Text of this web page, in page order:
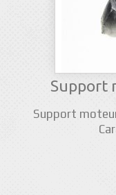
Support
Support